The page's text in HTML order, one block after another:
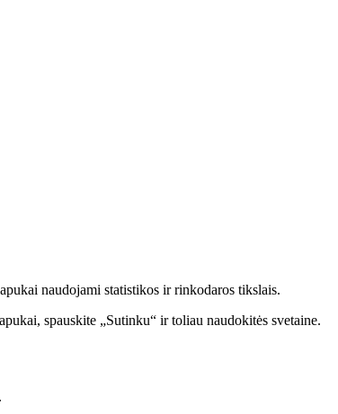
naudojami statistikos ir rinkodaros tikslais.
spauskite „Sutinku“ ir toliau naudokitės svetaine.